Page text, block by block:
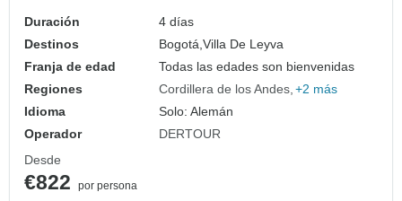
Duración
4 días
Destinos
Bogotá,Villa De Leyva
Franja de edad
Todas las edades son bienvenidas
Regiones
Cordillera de los Andes +2 más
Idioma
Solo: Alemán
Operador
DERTOUR
Desde
€822
por persona